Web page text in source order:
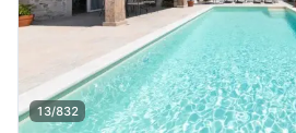
13/832